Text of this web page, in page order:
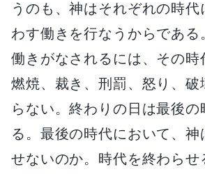
うのも、神はそれぞれの時
わす働きを行なうからである
働きがなされるには、その時
燃焼、裁き、刑罰、怒り、破
らない。終わりの日は最後
る。最後の時代において、神
せないのか。時代を終わらせ